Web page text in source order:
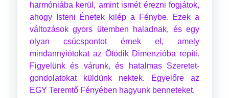
harmóniába kerül, amint ismét érezni fogjátok,
ahogy Isteni Énetek kilép a Fénybe. Ezek a
változások gyors ütemben haladnak, és egy
olyan csúcspontot érnek el, amely
mindannyiótokat az Ötödik Dimenzióba repíti.
Figyelünk és várunk, és hatalmas Szeretet-
gondolatokat küldünk nektek. Egyelőre az
EGY Teremtő Fényében hagyunk benneteket.